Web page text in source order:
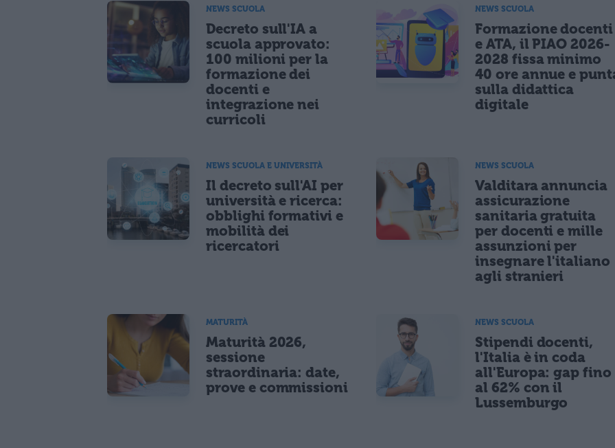
NEWS SCUOLA
Decreto sull'IA a
scuola approvato:
100 milioni per la
formazione dei
docenti e
integrazione nei
curricoli
NEWS SCUOLA
Formazione docenti
e ATA, il PIAO 2026-
2028 fissa minimo
40 ore annue e
sulla didattica
digitale
NEWS SCUOLA E UNIVERSITÀ
Il decreto sull'AI per
università e ricerca:
obblighi formativi e
mobilità dei
ricercatori
NEWS SCUOLA
Valditara annuncia
assicurazione
sanitaria gratuita
per docenti e mille
assunzioni per
insegnare l'italiano
agli stranieri
MATURITÀ
Maturità 2026,
sessione
straordinaria: date,
prove e commissioni
NEWS SCUOLA
Stipendi docenti,
l'Italia è in coda
all'Europa: gap fino
al 62% con il
Lussemburgo